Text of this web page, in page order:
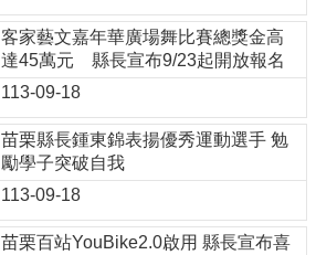
客家藝文嘉年華廣場舞比賽總獎金高
達45萬元 縣長宣布9/23起開放報名
113-09-18
苗栗縣長鍾東錦表揚優秀運動選手 勉
勵學子突破自我
113-09-18
苗栗百站YouBike2.0啟用 縣長宣布喜